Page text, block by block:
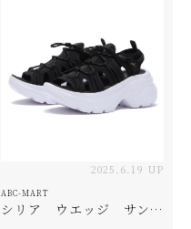
2025.6.19 UP
ABC-MART
シリア ウエッジ サンダル